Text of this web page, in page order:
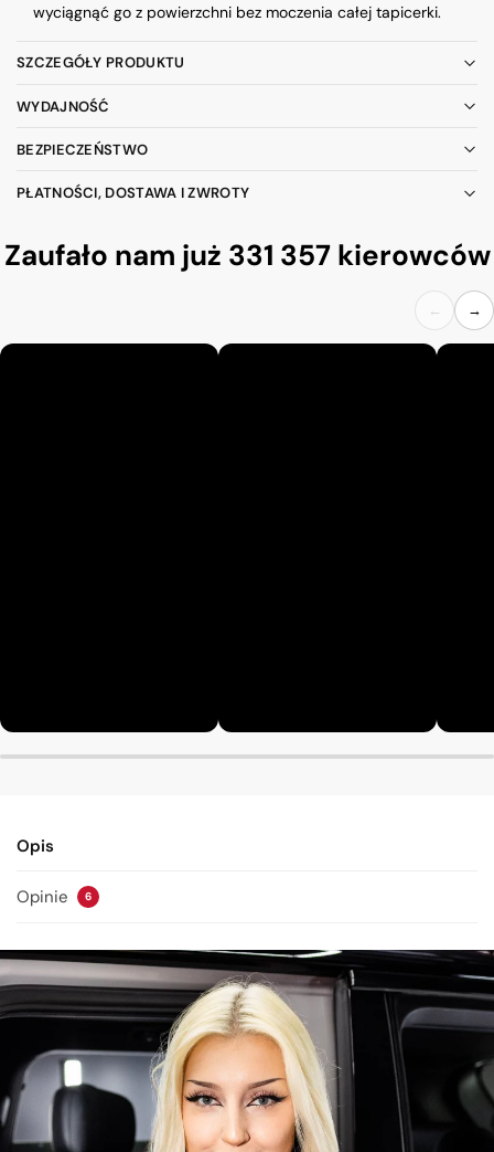
wyciągnąć go z powierzchni bez moczenia całej tapicerki.
SZCZEGÓŁY PRODUKTU
WYDAJNOŚĆ
BEZPIECZEŃSTWO
PŁATNOŚCI, DOSTAWA I ZWROTY
Zaufało nam już 331 357 kierowców
← →
Opis
Opinie 6